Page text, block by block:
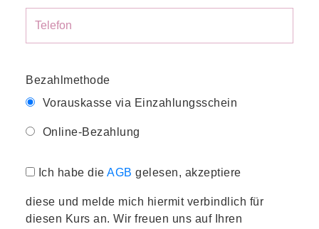
Bezahlmethode
Vorauskasse via Einzahlungsschein
Online-Bezahlung
Ich habe die AGB gelesen, akzeptiere
diese und melde mich hiermit verbindlich für
diesen Kurs an. Wir freuen uns auf Ihren